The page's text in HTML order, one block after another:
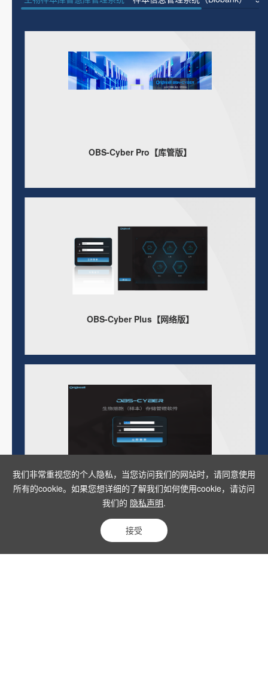
我们非常重视您的个人隐私，当您访问我们的网站时，请同意使用
所有的cookie。如果您想详细的了解我们如何使用cookie，请访问
我们的 隐私声明.
接受
OBS-Cyber Pro【库管版】
OBS-Cyber Plus【网络版】
OBS-Cyber【单机版】